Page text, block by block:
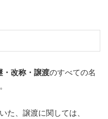
・改称・譲渡のすべての名
た、譲渡に関しては、